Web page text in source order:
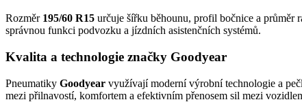
Rozměr 195/60 R15 určuje šířku běhounu, profil bočnice a průměr
správnou funkci podvozku a jízdních asistenčních systémů.
Kvalita a technologie značky Goodyear
Pneumatiky Goodyear využívají moderní výrobní technologie a
mezi přilnavostí, komfortem a efektivním přenosem sil mezi